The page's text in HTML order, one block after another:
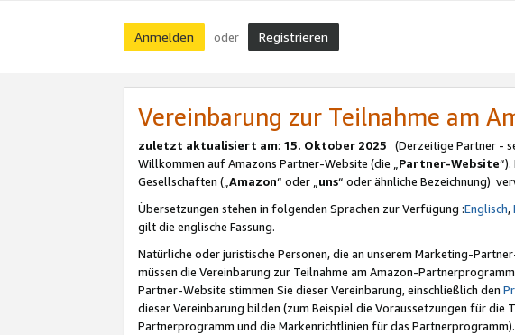
Anmelden oder Registrieren
Vereinbarung zur Teilnahme am
zuletzt aktualisiert am: 15. Oktober 2025 (Derzeitige Partner -
Willkommen auf Amazons Partner-Website (die „Partner-Website
Gesellschaften („Amazon“ oder „uns“ oder ähnliche Bezeichnung)
Übersetzungen stehen in folgenden Sprachen zur Verfügung :Englisch,
gilt die englische Fassung.
Natürliche oder juristische Personen, die an unserem Marketing-
müssen die Vereinbarung zur Teilnahme am Amazon-Partnerprogramm
Partner-Website stimmen Sie dieser Vereinbarung, einschließlich den
dieser Vereinbarung bilden (zum Beispiel die Voraussetzungen für
Partnerprogramm und die Markenrichtlinien für das